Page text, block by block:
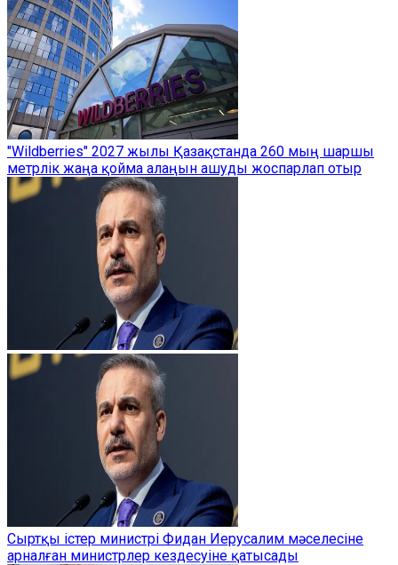
"Wildberries" 2027 жылы Қазақстанда 260 мың шаршы
метрлік жаңа қойма алаңын ашуды жоспарлап отыр
Сыртқы істер министрі Фидан Иерусалим мәселесіне
арналған министрлер кездесуіне қатысады